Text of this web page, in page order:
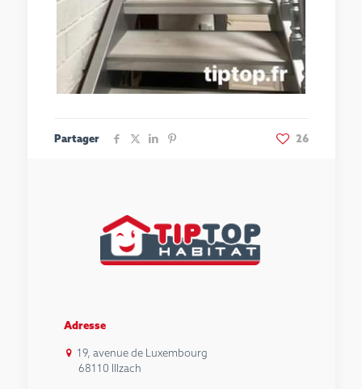
Partager 26
Adresse
19, avenue de Luxembourg
68110 Illzach